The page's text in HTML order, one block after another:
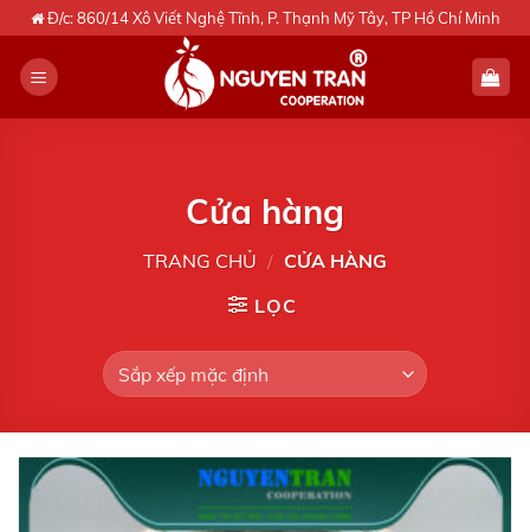
Skip
to
content
Đ/c: 860/14 Xô Viết Nghệ Tĩnh, P. Thạnh Mỹ Tây, TP Hồ Chí Minh
Cửa hàng
TRANG CHỦ / CỬA HÀNG
LỌC